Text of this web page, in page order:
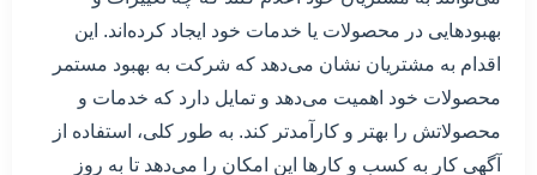
بهبودهایی در محصولات یا خدمات خود ایجاد کرده‌اند. این
اقدام به مشتریان نشان می‌دهد که شرکت به بهبود مستمر
محصولات خود اهمیت می‌دهد و تمایل دارد که خدمات و
محصولاتش را بهتر و کارآمدتر کند. به طور کلی، استفاده از
آگهی کار به کسب و کارها این امکان را می‌دهد تا به روز